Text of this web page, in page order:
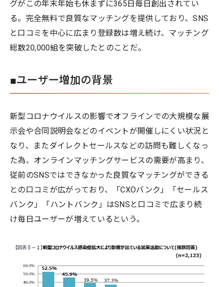
グがこの年末年始も休まずに365日毎日創出されてい
る。完全無料で良質なマッチングを提供しており、SNS
と口コミを中心に広まり登録数は増え続け、マッチング
総数20,000組を突破したとのことだ。
■ユーザー増加の背景
新型コロナウイルスの影響でオフラインでの大規模な展
示会や合同説明会などのイベントが開催しにくい状況と
なり、またダイレクトセールスなどの訪問も難しくなっ
た為、オンラインマッチングサービスの需要が高まり、
従前のSNSではできなかった良質なマッチングができる
との口コミが広がっており、「CXOバンク」「セールス
バンク」「ハントバンク」はSNSと口コミで広まり続
け毎日ユーザーが増えているという。